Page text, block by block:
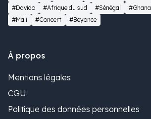
#Davido
#Afrique du sud #Sénégal #Ghana
#Mali
#Concert #Beyonce
À propos
Mentions légales
CGU
Politique des données personnelles